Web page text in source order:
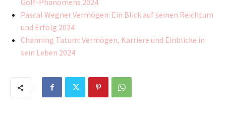
Golf-Phänomens 2024
Pascal Wegner Vermögen: Ein Blick auf seinen Reichtum
und Erfolg 2024
Channing Tatum: Vermögen, Karriere und Einblicke in
sein Leben 2024